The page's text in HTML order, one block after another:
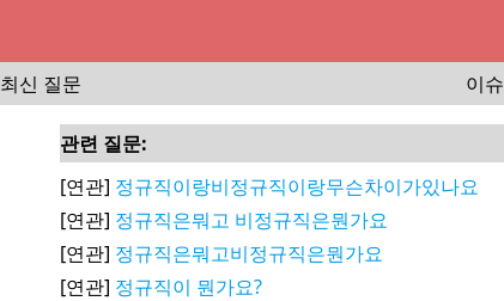
최신 질문 이슈
관련 질문:
[연관] 정규직이랑비정규직이랑무슨차이가있나요
[연관] 정규직은뭐고 비정규직은뭔가요
[연관] 정규직은뭐고비정규직은뭔가요
[연관] 정규직이 뭔가요?